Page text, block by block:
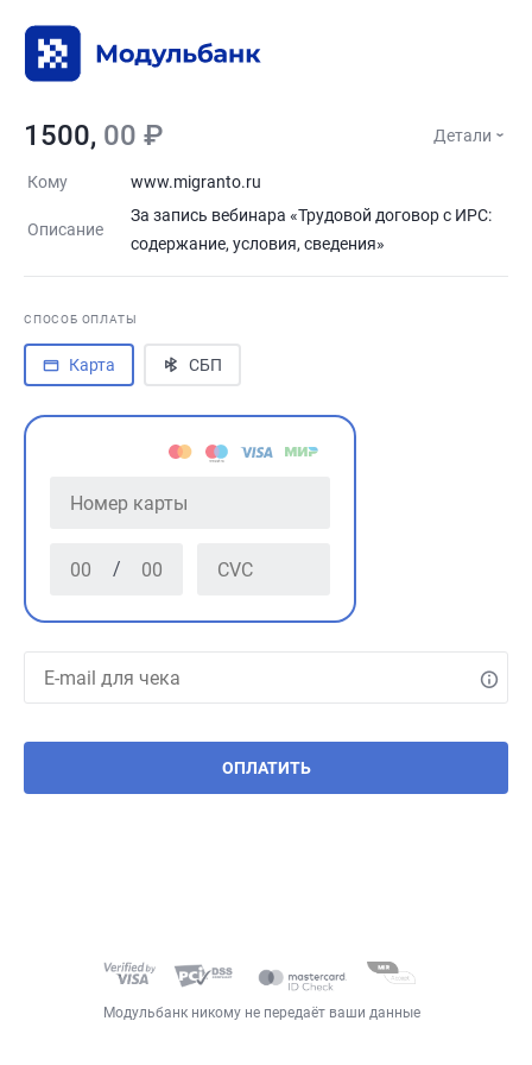
1500, 00 ₽ Детали
Кому www.migranto.ru
Описание
За запись вебинара «Трудовой договор с ИРС:
содержание, условия, сведения»
СПОСОБ ОПЛАТЫ
Карта СБП
/
ОПЛАТИТЬ
Модульбанк никому не передаёт ваши данные